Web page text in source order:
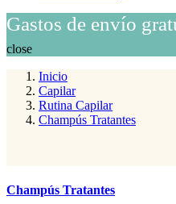
Gastos de envío
close
Inicio
Capilar
Rutina Capilar
Champús Tratantes
Champús Tratantes